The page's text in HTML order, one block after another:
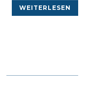
WEITERLESEN